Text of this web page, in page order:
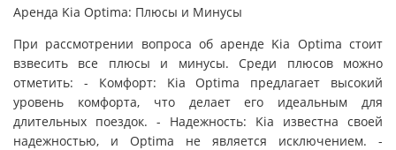
Аренда Kia Optima: Плюсы и Минусы
При рассмотрении вопроса об аренде Kia Optima стоит
взвесить все плюсы и минусы. Среди плюсов можно
отметить: - Комфорт: Kia Optima предлагает высокий
уровень комфорта, что делает его идеальным для
длительных поездок. - Надежность: Kia известна своей
надежностью, и Optima не является исключением. -